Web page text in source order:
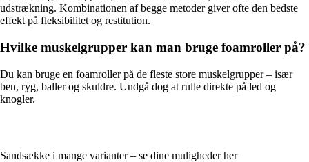
udstrækning. Kombinationen af begge metoder giver ofte den bedste
effekt på fleksibilitet og restitution.
Hvilke muskelgrupper kan man bruge foamroller på?
Du kan bruge en foamroller på de fleste store muskelgrupper – især
ben, ryg, baller og skuldre. Undgå dog at rulle direkte på led og
knogler.
Sandsække i mange varianter – se dine muligheder her